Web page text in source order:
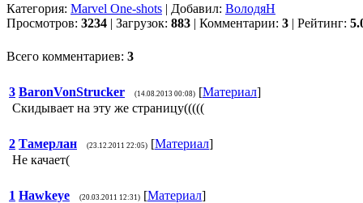
Категория: Marvel One-shots | Добавил: ВолодяН
Просмотров: 3234 | Загрузок: 883 | Комментарии: 3 | Рейтинг:
Всего комментариев: 3
3 BaronVonStrucker (14.08.2013 00:08) [Материал]
Скидывает на эту же страницу(((((
2 Тамерлан (23.12.2011 22:05) [Материал]
Не качает(
1 Hawkeye (20.03.2011 12:31) [Материал]